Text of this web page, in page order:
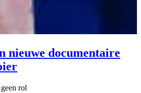
nieuwe documentaire
rol